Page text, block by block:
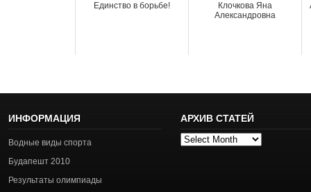
Единство в борьбе!
Клочкова Яна
Александровна
ИНФОРМАЦИЯ
Водные виды спорта
Будапешт 2010
Результаты олимпиады
АРХИВ СТАТЕЙ
Архив